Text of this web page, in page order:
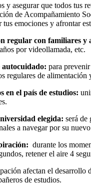
y asegurar que todos tus
de Acompañamiento
tus emociones y afrontar
regular con familiares y
por videollamada, etc.
autocuidado: para
regulares de
en el país de estudios:
elegida: será de
a navegar por su
durante los
retener el aire 4
afectan el
de estudios.